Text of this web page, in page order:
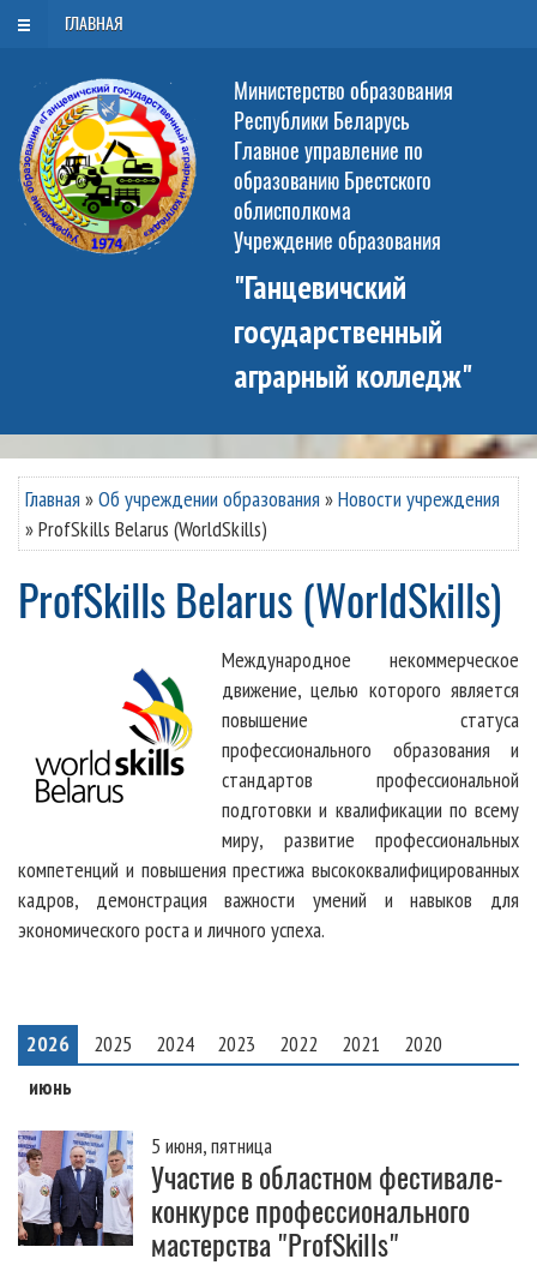
Воскресенье, 9 августа 2026
Министерство образования
Республики Беларусь
Главное управление по
образованию Брестского
облисполкома
Учреждение образования
"Ганцевичский
государственный
аграрный колледж"
ГЛАВНАЯ
Главная »Об учреждении образования »Новости учреждения
»ProfSkills Belarus (WorldSkills)
ProfSkills Belarus (WorldSkills)
Международное некоммерческое
движение, целью которого является
повышение статуса
профессионального образования и
стандартов профессиональной
подготовки и квалификации по всему
миру, развитие профессиональных
компетенций и повышения престижа высококвалифицированных
кадров, демонстрация важности умений и навыков для
экономического роста и личного успеха.
2026 2025 2024 2023 2022 2021
2020
июнь
5 июня, пятница
Участие в областном фестивале-
конкурсе профессионального
мастерства "ProfSkills"